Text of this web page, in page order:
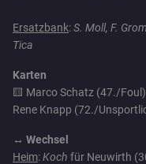
Ersatzbank:S. Moll, F.
Tica
Karten
🟨 Marco Schatz (47./
Rene Knapp (72./
↔️ Wechsel
Heim:Koch für Neuwirth